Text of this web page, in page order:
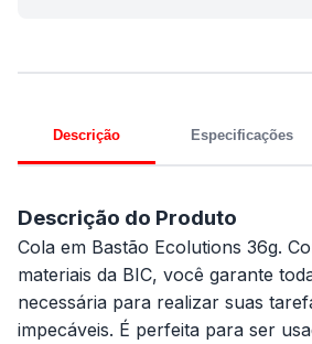
Descrição Especificações
Descrição do Produto
Cola em Bastão Ecolutions 36g.
materiais da BIC, você garante
necessária para realizar suas
impecáveis. É perfeita para ser